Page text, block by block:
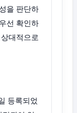
을 판단하
선 확인하
대적으로
등록되었